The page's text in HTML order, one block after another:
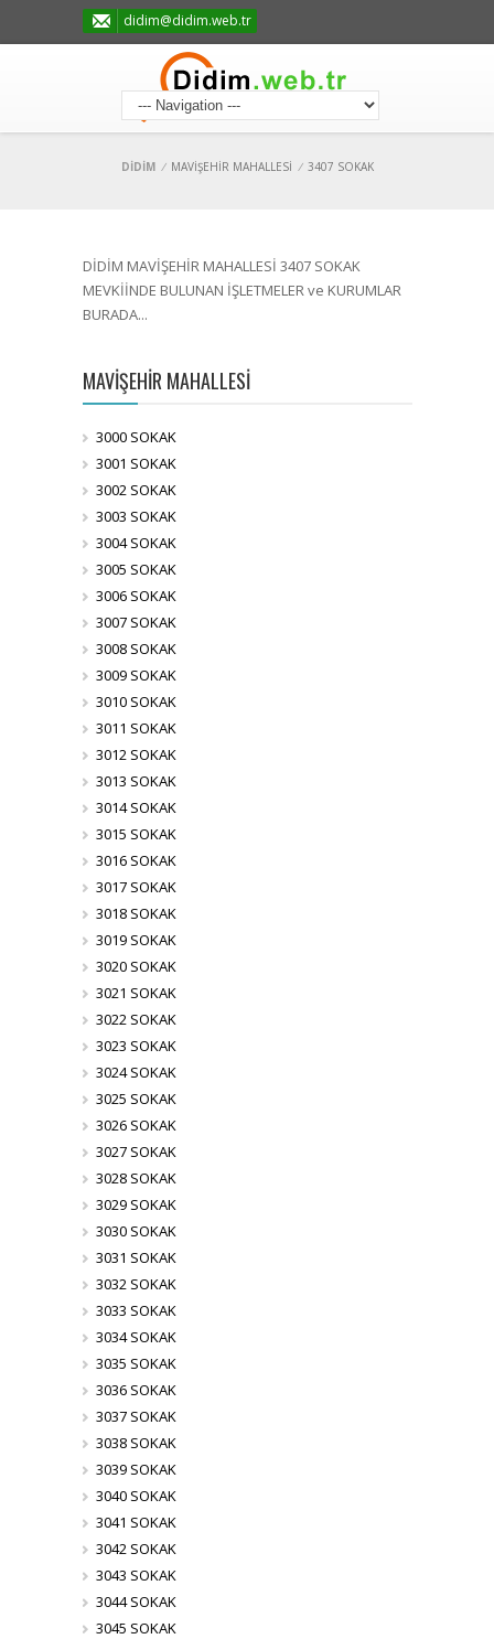
didim@didim.web.tr
DİDİM / MAVİŞEHİR MAHALLESİ / 3407 SOKAK
DİDİM MAVİŞEHİR MAHALLESİ 3407 SOKAK
MEVKİİNDE BULUNAN İŞLETMELER ve KURUMLAR
BURADA...
MAVİŞEHİR MAHALLESİ
3000 SOKAK
3001 SOKAK
3002 SOKAK
3003 SOKAK
3004 SOKAK
3005 SOKAK
3006 SOKAK
3007 SOKAK
3008 SOKAK
3009 SOKAK
3010 SOKAK
3011 SOKAK
3012 SOKAK
3013 SOKAK
3014 SOKAK
3015 SOKAK
3016 SOKAK
3017 SOKAK
3018 SOKAK
3019 SOKAK
3020 SOKAK
3021 SOKAK
3022 SOKAK
3023 SOKAK
3024 SOKAK
3025 SOKAK
3026 SOKAK
3027 SOKAK
3028 SOKAK
3029 SOKAK
3030 SOKAK
3031 SOKAK
3032 SOKAK
3033 SOKAK
3034 SOKAK
3035 SOKAK
3036 SOKAK
3037 SOKAK
3038 SOKAK
3039 SOKAK
3040 SOKAK
3041 SOKAK
3042 SOKAK
3043 SOKAK
3044 SOKAK
3045 SOKAK